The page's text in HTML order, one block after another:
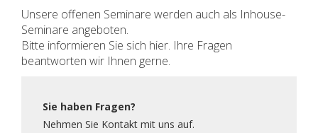
Unsere offenen Seminare werden auch als Inhouse-
Seminare angeboten.
Bitte informieren Sie sich hier. Ihre Fragen
beantworten wir Ihnen gerne.
Sie haben Fragen?
Nehmen Sie Kontakt mit uns auf.